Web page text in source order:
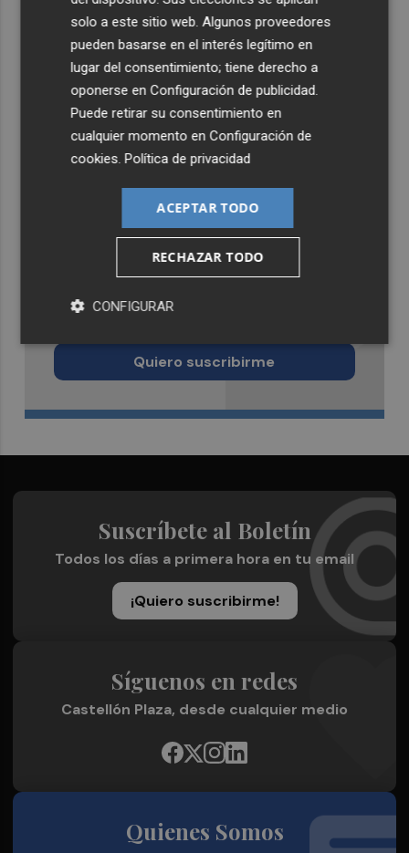
Recibe toda la actualidad de
Quiero suscribirme
Suscríbete al Boletín
Todos los días a primera hora en tu email
¡Quiero suscribirme!
Síguenos en redes
Castellón Plaza, desde cualquier medio
Quienes Somos
solo a este sitio web. Algunos proveedores
pueden basarse en el interés legítimo en
lugar del consentimiento; tiene derecho a
oponerse enConfiguración de publicidad.
Puede retirar su consentimiento en
cualquier momento enConfiguración de
cookies.Política de privacidad
ACEPTAR TODO
RECHAZAR TODO
CONFIGURAR